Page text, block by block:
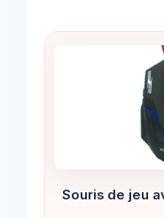
Souris de jeu